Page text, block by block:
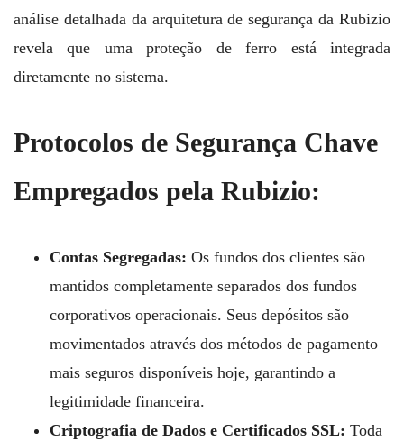
análise detalhada da arquitetura de segurança da Rubizio
revela que uma proteção de ferro está integrada
diretamente no sistema.
Protocolos de Segurança Chave
Empregados pela Rubizio:
Contas Segregadas: Os fundos dos clientes são
mantidos completamente separados dos fundos
corporativos operacionais. Seus depósitos são
movimentados através dos métodos de pagamento
mais seguros disponíveis hoje, garantindo a
legitimidade financeira.
Criptografia de Dados e Certificados SSL: Toda